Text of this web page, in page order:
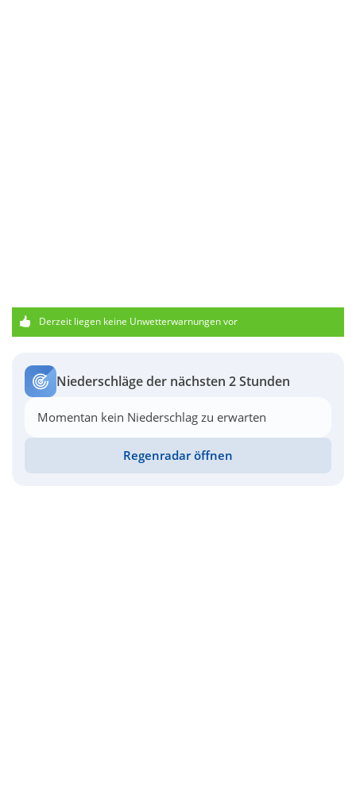
Derzeit liegen keine Unwetterwarnungen vor
Niederschläge der nächsten 2 Stunden
Momentan kein Niederschlag zu erwarten
Regenradar öffnen